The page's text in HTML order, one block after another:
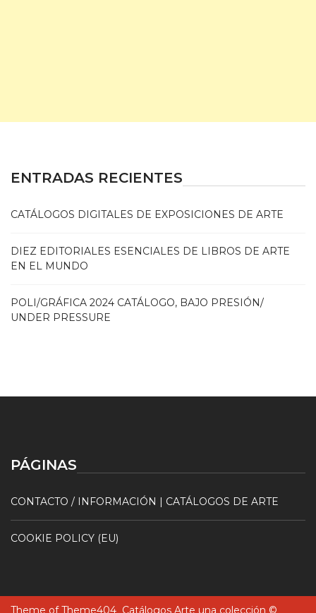
ENTRADAS RECIENTES
CATÁLOGOS DIGITALES DE EXPOSICIONES DE ARTE
DIEZ EDITORIALES ESENCIALES DE LIBROS DE ARTE
EN EL MUNDO
POLI/GRÁFICA 2024 CATÁLOGO, BAJO PRESIÓN/
UNDER PRESSURE
PÁGINAS
CONTACTO / INFORMACIÓN | CATÁLOGOS DE ARTE
COOKIE POLICY (EU)
Theme ofTheme404 Catálogos Arte una colección ©